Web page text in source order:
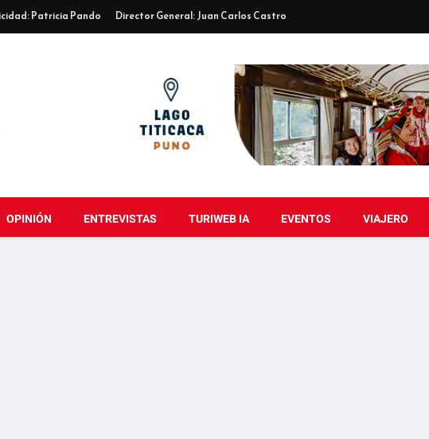
Patricia Pando Director General: Juan Carlos Castro
OPINIÓN ENTREVISTAS TURIWEB IA EVENTOS VIAJERO